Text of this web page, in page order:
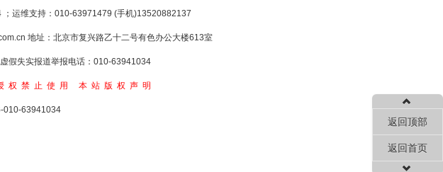
返回顶部
返回首页
；运维支持：010-63971479 (手机)13520882137
地址：北京市复兴路乙十二号有色办公大楼613室
假失实报道举报电话：010-63941034
权禁止使用 本站版权声明
010-63941034